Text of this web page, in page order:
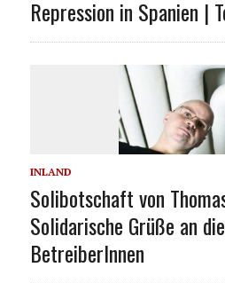
Repression in Spanien |
INLAND
Solibotschaft von
Solidarische Grüße an
BetreiberInnen